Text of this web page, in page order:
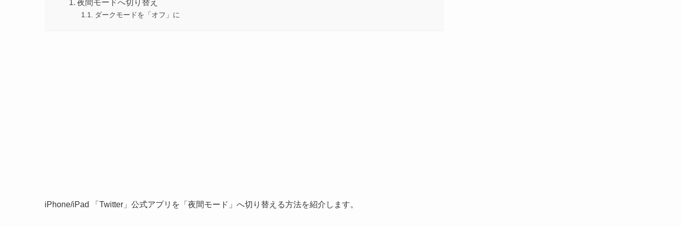
夜間モードへ切り替え
ダークモードを「オフ」に
iPhone/iPad 「Twitter」公式アプリを「夜間モード」へ切り替える方法を紹介します。